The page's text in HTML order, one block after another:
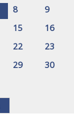
8
9
15
16
22
23
29
30